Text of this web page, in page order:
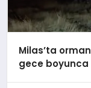
Milas’ta
gece boyunca